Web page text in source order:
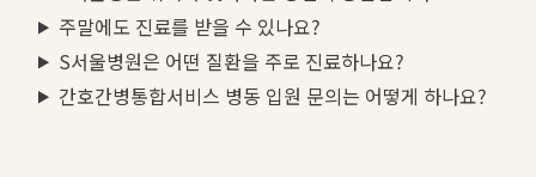
주말에도 진료를 받을 수 있나요?
S서울병원은 어떤 질환을 주로 진료하나요?
간호간병통합서비스 병동 입원 문의는 어떻게 하나요?